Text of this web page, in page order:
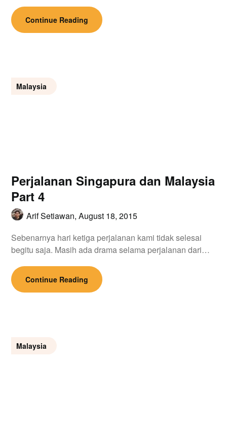
Continue Reading
Malaysia
Perjalanan Singapura dan Malaysia
Part 4
Arif Setiawan,August 18, 2015
Sebenarnya hari ketiga perjalanan kami tidak selesai
begitu saja. Masih ada drama selama perjalanan dari…
Continue Reading
Malaysia